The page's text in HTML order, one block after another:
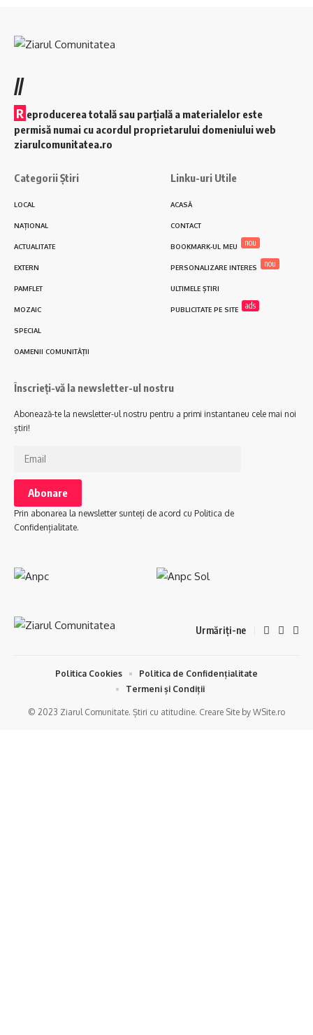
//
R eproducerea totală sau parțială a materialelor este
permisă numai cu acordul proprietarului domeniului web
ziarulcomunitatea.ro
Categorii Știri
LOCAL
NAȚIONAL
ACTUALITATE
EXTERN
PAMFLET
MOZAIC
SPECIAL
OAMENII COMUNITĂȚII
Linku-uri Utile
ACASĂ
CONTACT
BOOKMARK-UL MEU nou
PERSONALIZARE INTERES nou
ULTIMELE ȘTIRI
PUBLICITATE PE SITE ads
Înscrieți-vă la newsletter-ul nostru
Abonează-te la newsletter-ul nostru pentru a primi instantaneu cele mai noi
știri!
Prin abonarea la newsletter sunteți de acord cu Politica de
Confidențialitate.
Urmăriți-ne
© 2023 Ziarul Comunitate. Știri cu atitudine. Creare Site by WSite.ro
Politica Cookies
Politica de Confidențialitate
Termeni și Condiții